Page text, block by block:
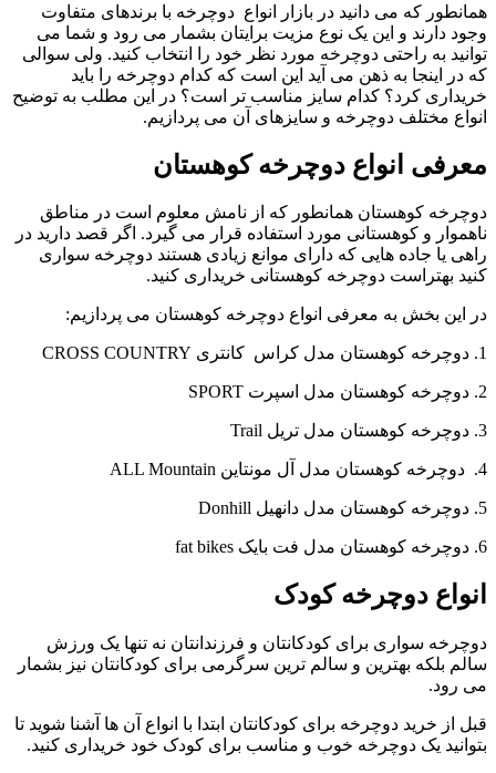
همانطور که می دانید در بازار انواع دوچرخه با برندهای متفاوت
وجود دارند و این یک نوع مزیت برایتان بشمار می رود و شما می
توانید به راحتی دوچرخه مورد نظر خود را انتخاب کنید. ولی سوالی
که در اینجا به ذهن می آید این است که کدام دوچرخه را باید
خریداری کرد؟ کدام سایز مناسب تر است؟ در این مطلب به توضیح
انواع مختلف دوچرخه و سایزهای آن می پردازیم.
معرفی انواع دوچرخه کوهستان
دوچرخه کوهستان همانطور که از نامش معلوم است در مناطق
ناهموار و کوهستانی مورد استفاده قرار می گیرد. اگر قصد دارید در
راهی یا جاده هایی که دارای موانع زیادی هستند دوچرخه سواری
کنید بهتراست دوچرخه کوهستانی خریداری کنید.
در این بخش به معرفی انواع دوچرخه کوهستان می پردازیم:
1. دوچرخه کوهستان مدل کراس کانتری CROSS COUNTRY
2. دوچرخه کوهستان مدل اسپرت SPORT
3. دوچرخه کوهستان مدل تریل Trail
4. دوچرخه کوهستان مدل آل مونتاین ALL Mountain
5. دوچرخه کوهستان مدل دانهیل Donhill
6. دوچرخه کوهستان مدل فت بایک fat bikes
انواع دوچرخه کودک
دوچرخه سواری برای کودکانتان و فرزندانتان نه تنها یک ورزش
سالم بلکه بهترین و سالم ترین سرگرمی برای کودکانتان نیز بشمار
می رود.
قبل از خرید دوچرخه برای کودکانتان ابتدا با انواع آن ها آشنا شوید تا
بتوانید یک دوچرخه خوب و مناسب برای کودک خود خریداری کنید.